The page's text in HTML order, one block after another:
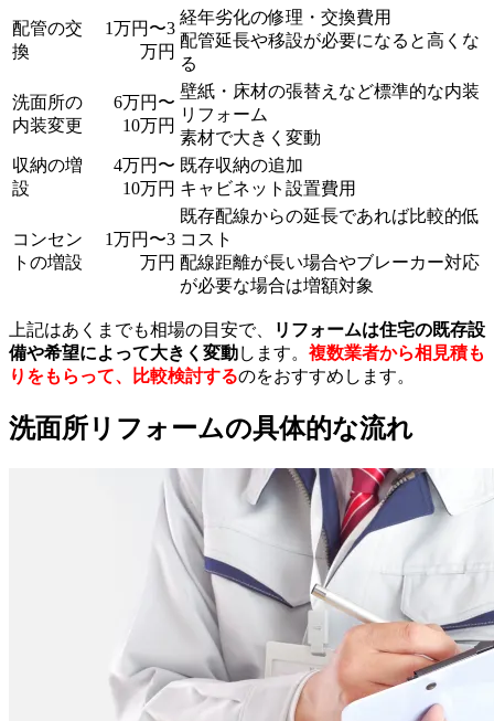
配管の交
換
1万円〜3
万円
経年劣化の修理・交換費用
配管延長や移設が必要になると高くな
る
洗面所の
内装変更
6万円〜
10万円
壁紙・床材の張替えなど標準的な内装
リフォーム
素材で大きく変動
収納の増
設
4万円〜
10万円
既存収納の追加
キャビネット設置費用
コンセン
トの増設
1万円〜3
万円
既存配線からの延長であれば比較的低
コスト
配線距離が長い場合やブレーカー対応
が必要な場合は増額対象
上記はあくまでも相場の目安で、
リフォームは住宅の既存設
備や希望によって大きく変動します。 複数業者から相見積も
りをもらって、比較検討するのをおすすめします。
洗面所リフォームの具体的な流れ